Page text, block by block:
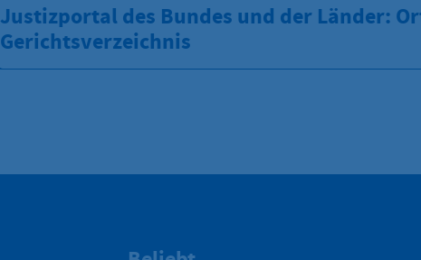
Justizportal des Bundes und der Länder:
Gerichtsverzeichnis